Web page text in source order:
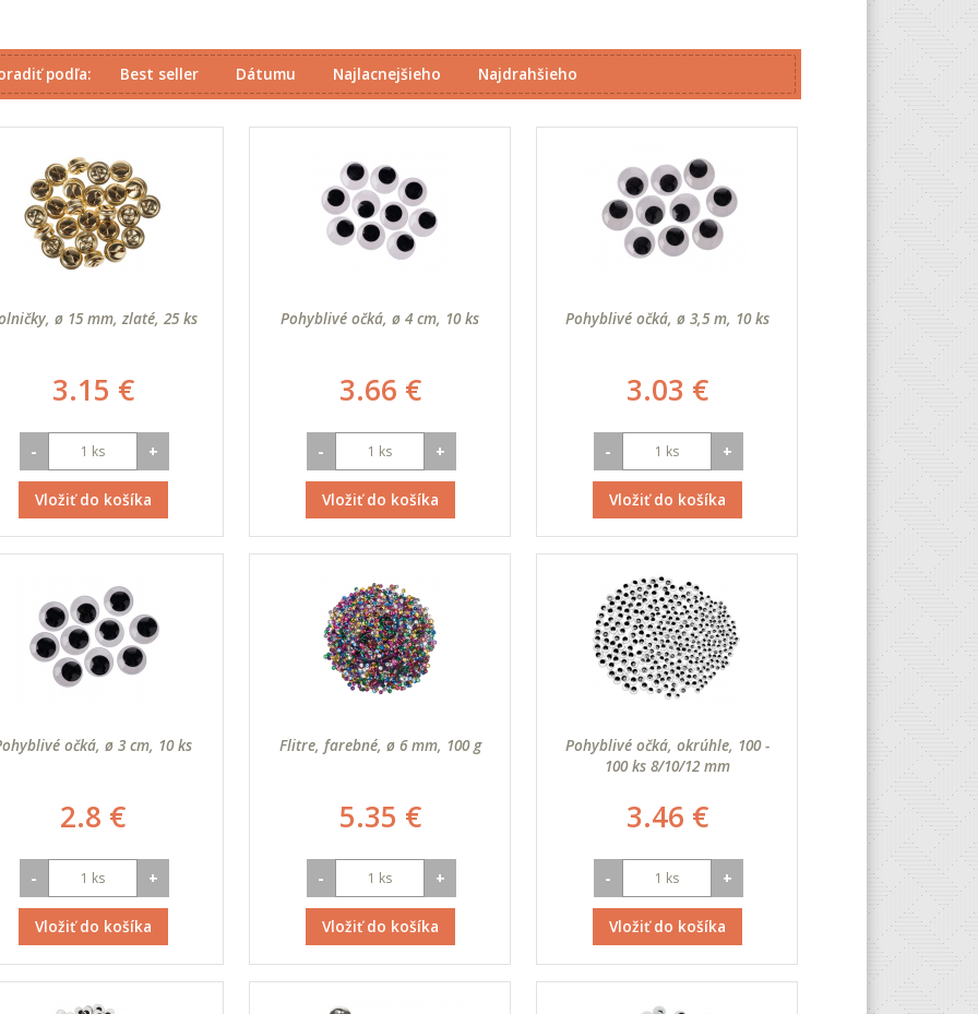
podľa: Best seller Dátumu Najlacnejšieho Najdrahšieho
ø 15 mm, zlaté, 25 ks
3.15 €
- +
Vložiť do košíka
Pohyblivé očká, ø 4 cm, 10 ks
3.66 €
- +
Vložiť do košíka
Pohyblivé očká, ø 3,5 m, 10 ks
3.03 €
- +
Vložiť do košíka
očká, ø 3 cm, 10 ks
2.8 €
- +
Vložiť do košíka
Flitre, farebné, ø 6 mm, 100 g
5.35 €
- +
Vložiť do košíka
Pohyblivé očká, okrúhle, 100 -
100 ks 8/10/12 mm
3.46 €
- +
Vložiť do košíka